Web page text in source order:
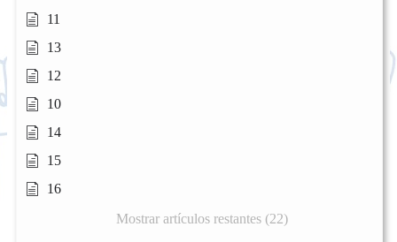
11
13
12
10
14
15
16
Mostrar artículos restantes (22)